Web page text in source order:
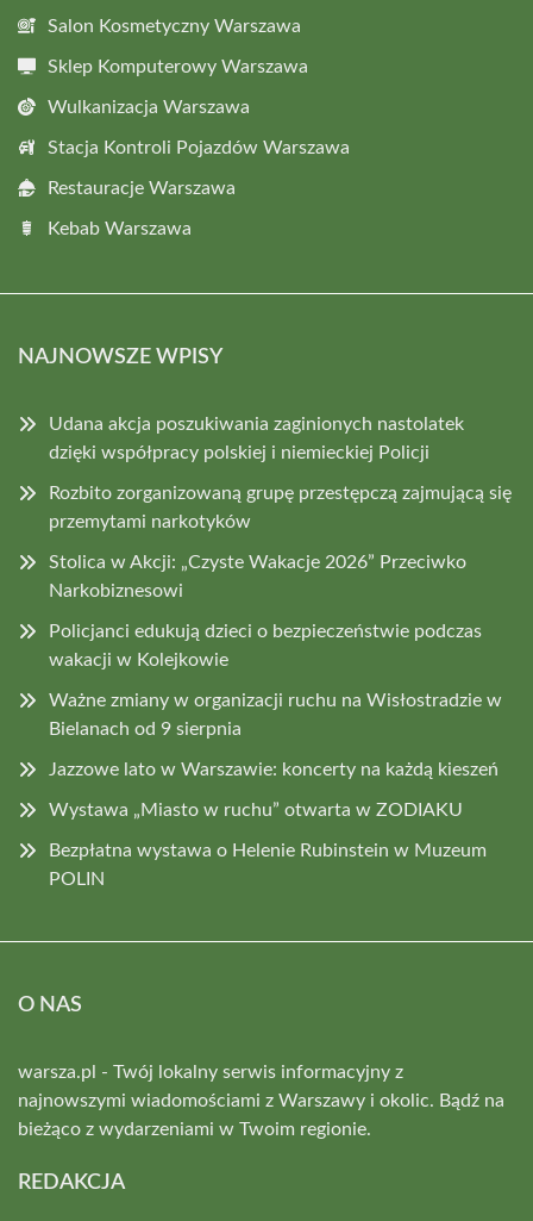
Salon Kosmetyczny Warszawa
Sklep Komputerowy Warszawa
Wulkanizacja Warszawa
Stacja Kontroli Pojazdów Warszawa
Restauracje Warszawa
Kebab Warszawa
NAJNOWSZE WPISY
Udana akcja poszukiwania zaginionych nastolatek
dzięki współpracy polskiej i niemieckiej Policji
Rozbito zorganizowaną grupę przestępczą zajmującą się
przemytami narkotyków
Stolica w Akcji: „Czyste Wakacje 2026” Przeciwko
Narkobiznesowi
Policjanci edukują dzieci o bezpieczeństwie podczas
wakacji w Kolejkowie
Ważne zmiany w organizacji ruchu na Wisłostradzie w
Bielanach od 9 sierpnia
Jazzowe lato w Warszawie: koncerty na każdą kieszeń
Wystawa „Miasto w ruchu” otwarta w ZODIAKU
Bezpłatna wystawa o Helenie Rubinstein w Muzeum
POLIN
O NAS
warsza.pl - Twój lokalny serwis informacyjny z
najnowszymi wiadomościami z Warszawy i okolic. Bądź na
bieżąco z wydarzeniami w Twoim regionie.
REDAKCJA